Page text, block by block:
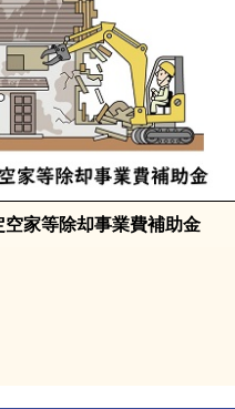
空家等除却事業費補助金